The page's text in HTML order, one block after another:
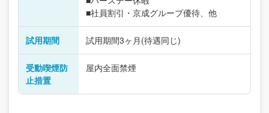
■社員割引・京成グループ優待、他
試用期間 試用期間3ヶ月(待遇同じ)
受動喫煙防
止措置
屋内全面禁煙